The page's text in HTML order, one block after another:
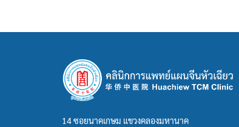
14 ซอยนาคเกษม แขวงคลองมหานาค